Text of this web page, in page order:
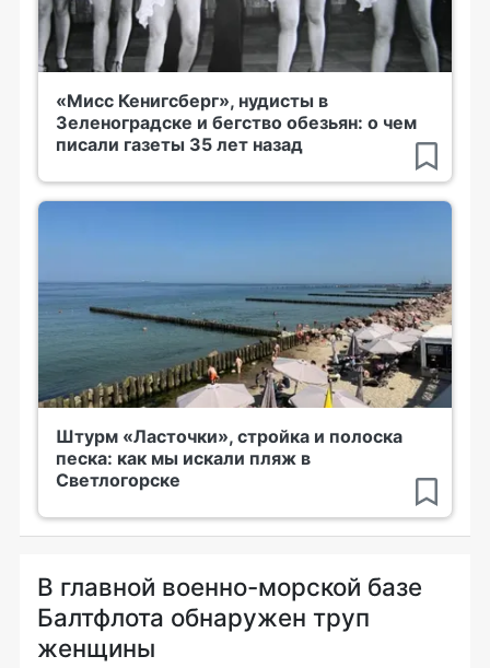
«Мисс Кенигсберг», нудисты в
Зеленоградске и бегство обезьян: о чем
писали газеты 35 лет назад
Штурм «Ласточки», стройка и полоска
песка: как мы искали пляж в
Светлогорске
В главной военно-морской базе
Балтфлота обнаружен труп
женщины